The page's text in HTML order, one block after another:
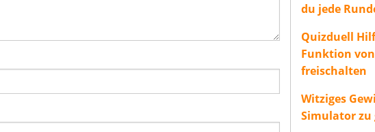
du jede
Quizduell
Funktion
freischalten
Witziges
Simulator zu